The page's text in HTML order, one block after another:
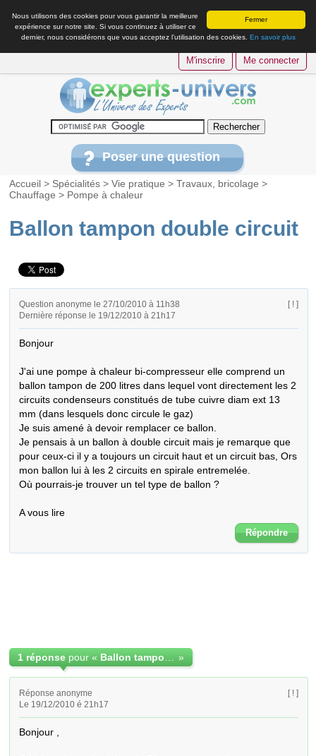
Fermer
Nous utilisons des cookies pour vous garantir la meilleure
expérience sur notre site. Si vous continuez à utiliser ce
dernier, nous considérons que vous acceptez l’utilisation des cookies. En savoir plus
M'inscrire Me connecter
Poser une question
Accueil > Spécialités >Vie pratique >Travaux, bricolage >
Chauffage > Pompe à chaleur
Ballon tampon double circuit
Question anonyme le 27/10/2010 à 11h38
Dernière réponse le 19/12/2010 à 21h17
[ ! ]
Bonjour
J'ai une pompe à chaleur bi-compresseur elle comprend un
ballon tampon de 200 litres dans lequel vont directement les 2
circuits condenseurs constitués de tube cuivre diam ext 13
mm (dans lesquels donc circule le gaz)
Je suis amené à devoir remplacer ce ballon.
Je pensais à un ballon à double circuit mais je remarque que
pour ceux-ci il y a toujours un circuit haut et un circuit bas, Ors
mon ballon lui à les 2 circuits en spirale entremelée.
Où pourrais-je trouver un tel type de ballon ?
A vous lire
Répondre
1 réponse pour « »
Réponse anonyme
Le 19/12/2010 é 21h17
[ ! ]
Bonjour ,